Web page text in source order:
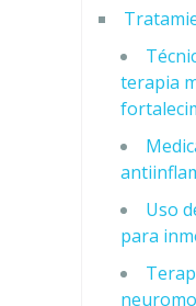
terapia
Uso
para